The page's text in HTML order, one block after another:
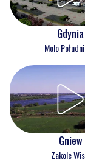
Gdynia
Molo
Gniew
Zakole